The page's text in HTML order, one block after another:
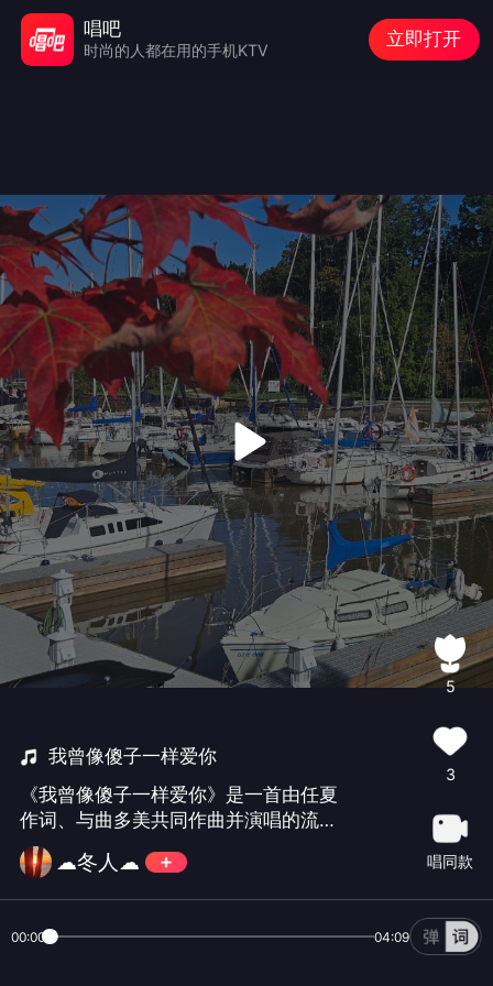
我曾像傻子一样爱你
《我曾像傻子一样爱你》是一首由任夏
作词、与曲多美共同作曲并演唱的流行
伤感歌曲‌，于2025年12月26日由万象星
云发行，收录于同名专辑中，歌曲时长
为3分50秒。该曲以真挚的情感表达和
全情投入后难以释怀的心理挣扎。
☁冬人☁
5
3
唱同款
00:00 04:09
唱吧
时尚的人都在用的手机KTV
立即打开